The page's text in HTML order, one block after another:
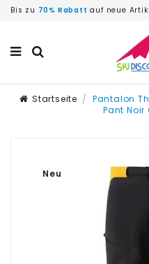
Bis zu 70% Rabatt auf neue
Startseite
Pantalon
Pant Noir
Neu